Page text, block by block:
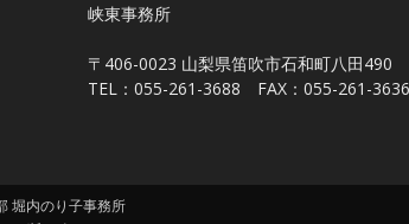
峡東事務所
〒406-0023 山梨県笛吹市石和町八田490
TEL：055-261-3688 FAX：055-261-3636
堀内のり子事務所